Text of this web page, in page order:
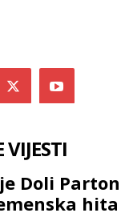
Doli
hita